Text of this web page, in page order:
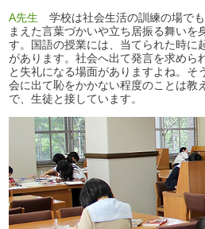
A先生 学校は社会生活の訓練の場で
まえた言葉づかいや立ち居振る舞いを
す。国語の授業には、当てられた時に
があります。社会へ出て発言を求めら
と失礼になる場面がありますよね。そ
会に出て恥をかかない程度のことは教
で、生徒と接しています。